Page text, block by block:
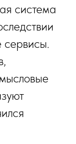
система
сервисы.